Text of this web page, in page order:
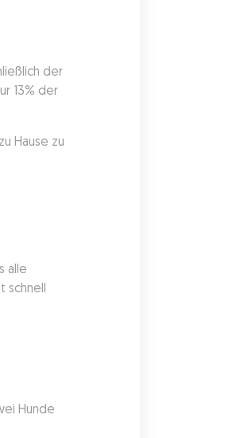
der
13% der
Hause zu
alle
schnell
Hunde